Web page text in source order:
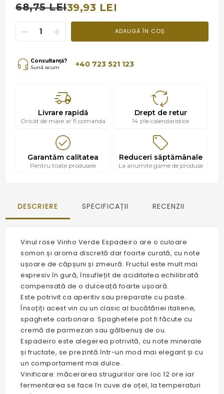
68,75 LEI39,93 LEI
ADAUGĂ ÎN COȘ
Consultanță?
Sună acum
+40 723 521 123
Livrare rapidă
Oricât de mare ar fi comanda
Drept de retur
14 zile calendaristice
Garantăm calitatea
Pentru toate produsele
Reduceri săptămânale
La anumite game de produse
DESCRIERE SPECIFICAȚII RECENZII
Vinul rose Vinho Verde Espadeiro are o culoare
somon și aroma discretă dar foarte curată, cu note
ușoare de căpșuni și zmeură. Fructul este mult mai
expresiv în gură, însuflețit de aciditatea echilibrată
compensată de o dulceață foarte ușoară.
Este potrivit ca aperitiv sau preparate cu paste.
Însoțiți acest vin cu un clasic al bucătăriei italiene,
spaghete carbonara. Spaghetele pot fi făcute cu
cremă de parmezan sau gălbenuș de ou.
Espadeiro este alegerea potrivită, cu note minerale
și fructate, se prezintă într-un mod mai elegant și cu
un comportament mai dulce.
Vinificare: măcerarea strugurilor are loc 12 ore iar
fermentarea se face în cuve de oțel, la temperaturi